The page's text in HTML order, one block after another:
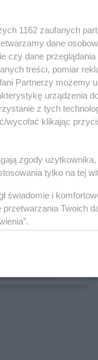
ulubionych
1162 zaufanych
dane
czy dane
treści, pomiar
Partnerzy możemy
urządzenia
z tych
wycofać klikając
zgody
tylko na tej
świadomie i
Twoich